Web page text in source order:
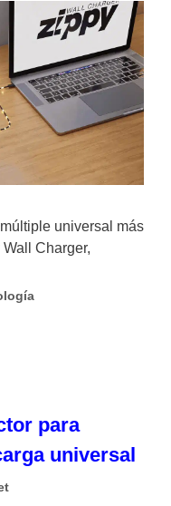
universal más
Charger,
para
universal